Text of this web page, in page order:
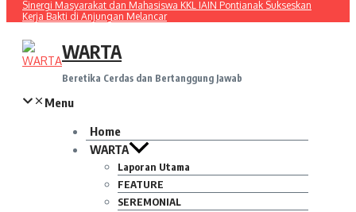
Sinergi Masyarakat dan Mahasiswa KKL IAIN Pontianak Sukseskan
Kerja Bakti di Anjungan Melancar
WARTA
Beretika Cerdas dan Bertanggung Jawab
Menu
Home
WARTA
Laporan Utama
FEATURE
SEREMONIAL